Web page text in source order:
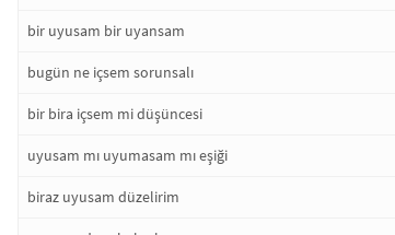
bir uyusam bir uyansam
bugün ne içsem sorunsalı
bir bira içsem mi düşüncesi
uyusam mı uyumasam mı eşiği
biraz uyusam düzelirim